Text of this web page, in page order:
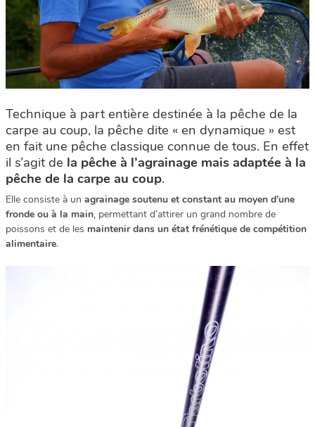
Technique à part entière destinée à la pêche de la
carpe au coup, la pêche dite « en dynamique » est
en fait une pêche classique connue de tous. En effet
il s’agit de la pêche à l’agrainage mais adaptée à la
pêche de la carpe au coup.
Elle consiste à un agrainage soutenu et constant au moyen d’une
fronde ou à la main, permettant d’attirer un grand nombre de
poissons et de les maintenir dans un état frénétique de compétition
alimentaire.